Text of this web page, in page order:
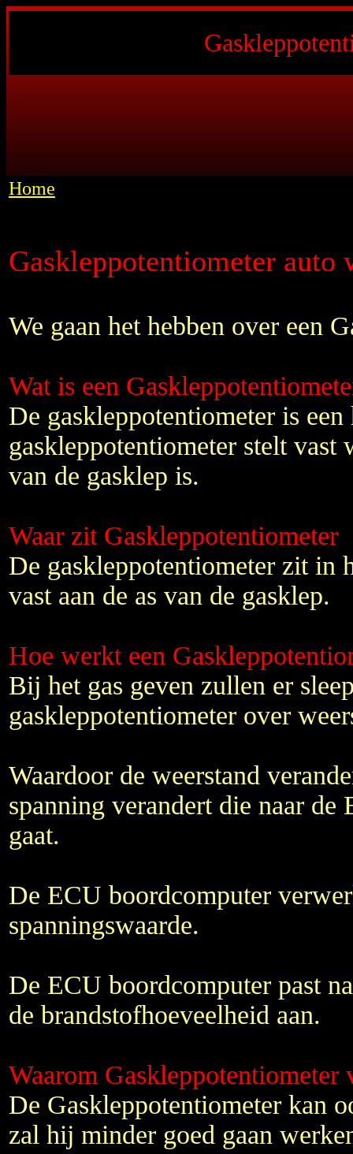
Home
Gaskleppotentiometer auto
We gaan het hebben over een
Wat is een
De gaskleppotentiometer is een
gaskleppotentiometer stelt vast
van de gasklep is.
Waar zit Gaskleppotentiometer
De gaskleppotentiometer zit in
vast aan de as van de gasklep.
Hoe werkt een
Bij het gas geven zullen er
gaskleppotentiometer over
Waardoor de weerstand
spanning verandert die naar de
gaat.
De ECU boordcomputer
spanningswaarde.
De ECU boordcomputer past
de brandstofhoeveelheid aan.
Waarom Gaskleppotentiometer
De Gaskleppotentiometer kan
zal hij minder goed gaan